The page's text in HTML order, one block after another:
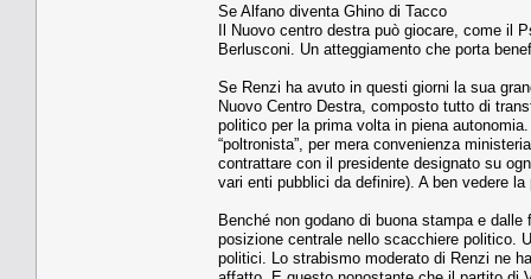
Se Alfano diventa Ghino di Tacco
Il Nuovo centro destra può giocare, come il
Berlusconi. Un atteggiamento che porta
Se Renzi ha avuto in questi giorni la sua
Nuovo Centro Destra, composto tutto di
politico per la prima volta in piena
“poltronista”, per mera convenienza
contrattare con il presidente designato su
vari enti pubblici da definire). A ben vedere
Benché non godano di buona stampa e
posizione centrale nello scacchiere politico.
politici. Lo strabismo moderato di Renzi ne